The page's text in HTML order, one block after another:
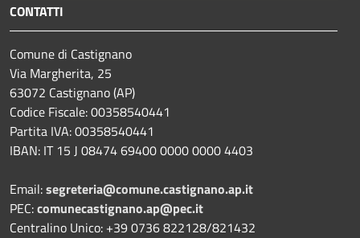
CONTATTI
Comune di Castignano
Via Margherita, 25
63072 Castignano (AP)
Codice Fiscale: 00358540441
Partita IVA: 00358540441
IBAN: IT 15 J 08474 69400 0000 0000 4403
Email:segreteria@comune.castignano.ap.it
PEC:comunecastignano.ap@pec.it
Centralino Unico: +39 0736 822128/821432